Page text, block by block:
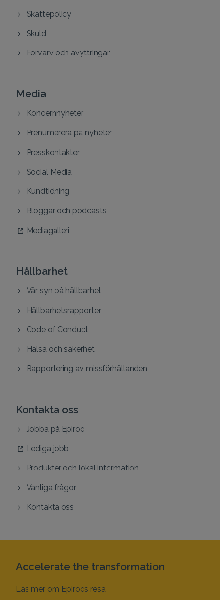
Skattepolicy
Skuld
Förvärv och avyttringar
Media
Koncernnyheter
Prenumerera på nyheter
Presskontakter
Social Media
Kundtidning
Bloggar och podcasts
Mediagalleri
Hållbarhet
Vår syn på hållbarhet
Hållbarhetsrapporter
Code of Conduct
Hälsa och säkerhet
Rapportering av missförhållanden
Kontakta oss
Jobba på Epiroc
Lediga jobb
Produkter och lokal information
Vanliga frågor
Kontakta oss
Accelerate the transformation
Läs mer om Epirocs resa